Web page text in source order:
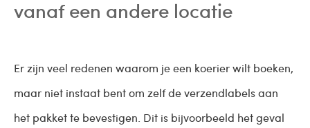
vanaf een andere locatie
Er zijn veel redenen waarom je een koerier wilt boeken,
maar niet instaat bent om zelf de verzendlabels aan
het pakket te bevestigen. Dit is bijvoorbeeld het geval